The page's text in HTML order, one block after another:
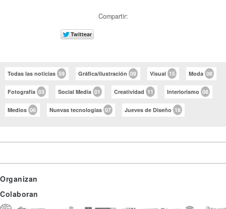
Compartir:
Todas las noticias 59 Gráfica/ilustración 09 Visual 15 Moda 08
Fotografía 03 Social Media 01 Creatividad 11 Interiorismo 08
Medios 06 Nuevas tecnologías 07 Jueves de Diseño 18
Organizan
Colaboran